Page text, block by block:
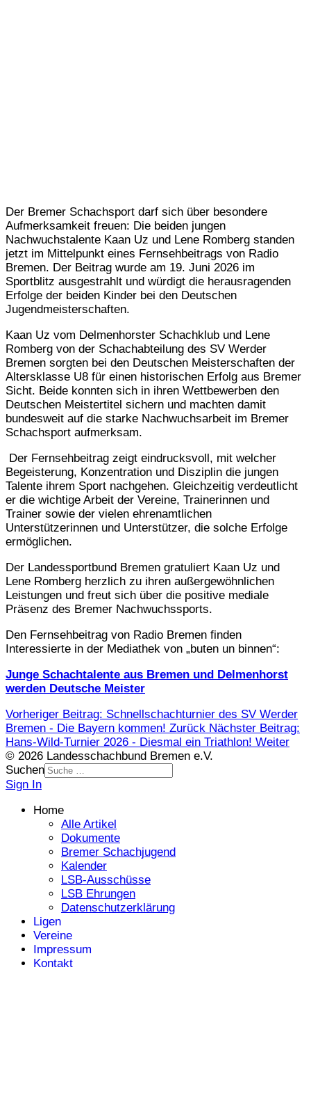
Der Bremer Schachsport darf sich über besondere
Aufmerksamkeit freuen: Die beiden jungen
Nachwuchstalente Kaan Uz und Lene Romberg standen
jetzt im Mittelpunkt eines Fernsehbeitrags von Radio
Bremen. Der Beitrag wurde am 19. Juni 2026 im
Sportblitz ausgestrahlt und würdigt die herausragenden
Erfolge der beiden Kinder bei den Deutschen
Jugendmeisterschaften.
Kaan Uz vom Delmenhorster Schachklub und Lene
Romberg von der Schachabteilung des SV Werder
Bremen sorgten bei den Deutschen Meisterschaften der
Altersklasse U8 für einen historischen Erfolg aus Bremer
Sicht. Beide konnten sich in ihren Wettbewerben den
Deutschen Meistertitel sichern und machten damit
bundesweit auf die starke Nachwuchsarbeit im Bremer
Schachsport aufmerksam.
Der Fernsehbeitrag zeigt eindrucksvoll, mit welcher
Begeisterung, Konzentration und Disziplin die jungen
Talente ihrem Sport nachgehen. Gleichzeitig verdeutlicht
er die wichtige Arbeit der Vereine, Trainerinnen und
Trainer sowie der vielen ehrenamtlichen
Unterstützerinnen und Unterstützer, die solche Erfolge
ermöglichen.
Der Landessportbund Bremen gratuliert Kaan Uz und
Lene Romberg herzlich zu ihren außergewöhnlichen
Leistungen und freut sich über die positive mediale
Präsenz des Bremer Nachwuchssports.
Den Fernsehbeitrag von Radio Bremen finden
Interessierte in der Mediathek von „buten un binnen“:
Junge Schachtalente aus Bremen und Delmenhorst
werden Deutsche Meister
Vorheriger Beitrag: Schnellschachturnier des SV Werder
Bremen - Die Bayern kommen! Zurück Nächster Beitrag:
Hans-Wild-Turnier 2026 - Diesmal ein Triathlon! Weiter
© 2026 Landesschachbund Bremen e.V.
Suchen
Sign In
Home
Alle Artikel
Dokumente
Bremer Schachjugend
Kalender
LSB-Ausschüsse
LSB Ehrungen
Datenschutzerklärung
Ligen
Vereine
Impressum
Kontakt